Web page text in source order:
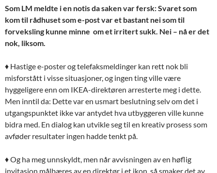
Som LM meldte i en notis da saken var fersk: Svaret som
kom til rådhuset som e-post var et bastant nei som til
forveksling kunne minne om et irritert sukk. Nei – nå er det
nok, liksom.
♦ Hastige e-poster og telefaksmeldinger kan rett nok bli
misforstått i visse situasjoner, og ingen ting ville være
hyggeligere enn om IKEA-direktøren arresterte meg i dette.
Men inntil da: Dette var en usmart beslutning selv om det i
utgangspunktet ikke var antydet hva utbyggeren ville kunne
bidra med. En dialog kan utvikle seg til en kreativ prosess som
avføder resultater ingen hadde tenkt på.
♦ Og ha meg unnskyldt, men når avvisningen av en høflig
invitasjon målbæres av en direktør i et ikon, så smaker det av